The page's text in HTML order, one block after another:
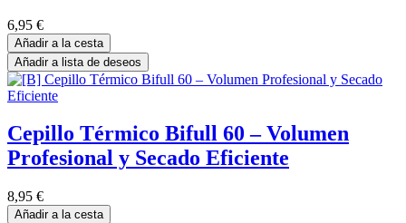
6,95 €
Añadir a la cesta
Añadir a lista de deseos
Cepillo Térmico Bifull 60 – Volumen
Profesional y Secado Eficiente
8,95 €
Añadir a la cesta